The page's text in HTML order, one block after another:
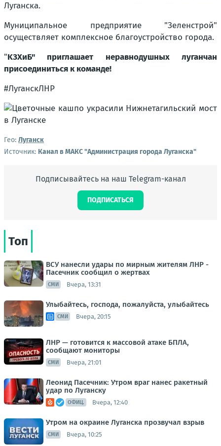
Луганска.
Муниципальное предприятие "Зеленстрой"
осуществляет комплексное благоустройство города.
"KЗХиБ" приглашает неравнодушных луганчан
присоединиться к команде!
#ЛуганскЛНР
Гео: Луганск
Источник: Канал в МАКС "Администрация города Луганска"
Подписывайтесь на наш Telegram-канал
ПОДПИСАТЬСЯ
Топ
ВСУ нанесли удары по мирным жителям ЛНР -
Пасечник сообщил о жертвах
СМИ Вчера, 13:31
Улыбайтесь, господа, пожалуйста, улыбайтесь
СМИ Вчера, 20:15
ЛНР — готовится к массовой атаке БПЛА,
сообщают мониторы
СМИ Вчера, 21:01
Леонид Пасечник: Утром враг нанес ракетный
удар по Луганску
ОФИЦ. Вчера, 12:40
Утром на окраине Луганска прозвучал взрыв
СМИ Вчера, 10:25